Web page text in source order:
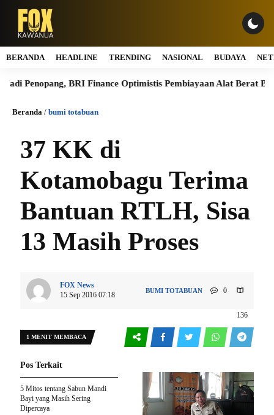
BERANDA HEADLINE TRENDING NASIONAL BUDAYA
BRI Finance Optimistis Pembiayaan Alat Berat
Beranda / bumi totabuan
37 KK di
Kotamobagu Terima
Bantuan RTLH, Sisa
13 Masih Proses
FOX News
15 Sep 2016 07:18
BUMI TOTABUAN 0
136
1 MENIT MEMBACA
Pos Terkait
5 Mitos tentang Sabun Mandi
Bayi yang Masih Sering
Dipercaya